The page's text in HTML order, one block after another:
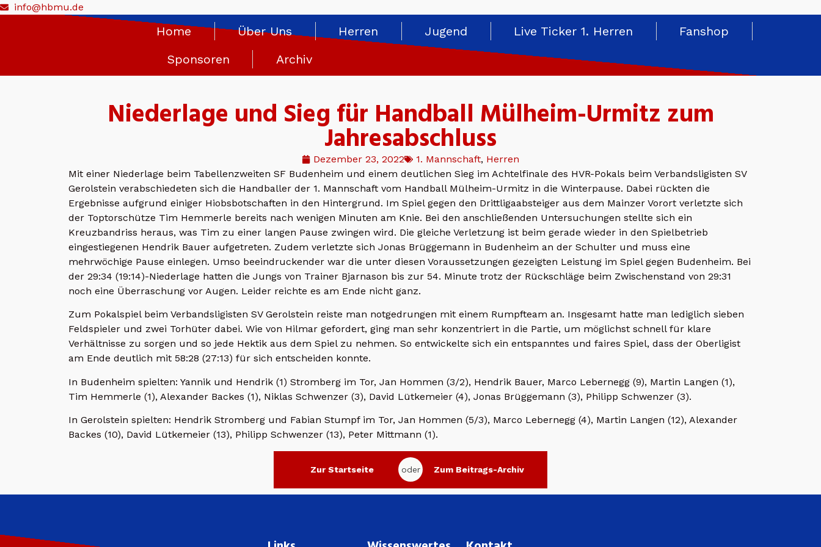
info@hbmu.de
Home Über Uns Herren Jugend Live Ticker 1. Herren
Fanshop
Sponsoren
Archiv
Niederlage und Sieg für Handball Mülheim-Urmitz zum
Jahresabschluss
Dezember 23, 2022 1. Mannschaft, Herren
Mit einer Niederlage beim Tabellenzweiten SF Budenheim und einem deutlichen Sieg im Achtelfinale des HVR-Pokals beim Verbandsligisten SV
Gerolstein verabschiedeten sich die Handballer der 1. Mannschaft vom Handball Mülheim-Urmitz in die Winterpause. Dabei rückten die
Ergebnisse aufgrund einiger Hiobsbotschaften in den Hintergrund. Im Spiel gegen den Drittligaabsteiger aus dem Mainzer Vorort verletzte sich
der Toptorschütze Tim Hemmerle bereits nach wenigen Minuten am Knie. Bei den anschließenden Untersuchungen stellte sich ein
Kreuzbandriss heraus, was Tim zu einer langen Pause zwingen wird. Die gleiche Verletzung ist beim gerade wieder in den Spielbetrieb
eingestiegenen Hendrik Bauer aufgetreten. Zudem verletzte sich Jonas Brüggemann in Budenheim an der Schulter und muss eine
mehrwöchige Pause einlegen. Umso beeindruckender war die unter diesen Voraussetzungen gezeigten Leistung im Spiel gegen Budenheim. Bei
der 29:34 (19:14)-Niederlage hatten die Jungs von Trainer Bjarnason bis zur 54. Minute trotz der Rückschläge beim Zwischenstand von 29:31
noch eine Überraschung vor Augen. Leider reichte es am Ende nicht ganz.
Zum Pokalspiel beim Verbandsligisten SV Gerolstein reiste man notgedrungen mit einem Rumpfteam an. Insgesamt hatte man lediglich sieben
Feldspieler und zwei Torhüter dabei. Wie von Hilmar gefordert, ging man sehr konzentriert in die Partie, um möglichst schnell für klare
Verhältnisse zu sorgen und so jede Hektik aus dem Spiel zu nehmen. So entwickelte sich ein entspanntes und faires Spiel, dass der Oberligist
am Ende deutlich mit 58:28 (27:13) für sich entscheiden konnte.
In Budenheim spielten: Yannik und Hendrik (1) Stromberg im Tor, Jan Hommen (3/2), Hendrik Bauer, Marco Lebernegg (9), Martin Langen (1),
Tim Hemmerle (1), Alexander Backes (1), Niklas Schwenzer (3), David Lütkemeier (4), Jonas Brüggemann (3), Philipp Schwenzer (3).
In Gerolstein spielten: Hendrik Stromberg und Fabian Stumpf im Tor, Jan Hommen (5/3), Marco Lebernegg (4), Martin Langen (12), Alexander
Backes (10), David Lütkemeier (13), Philipp Schwenzer (13), Peter Mittmann (1).
Zur Startseite oder Zum Beitrags-Archiv